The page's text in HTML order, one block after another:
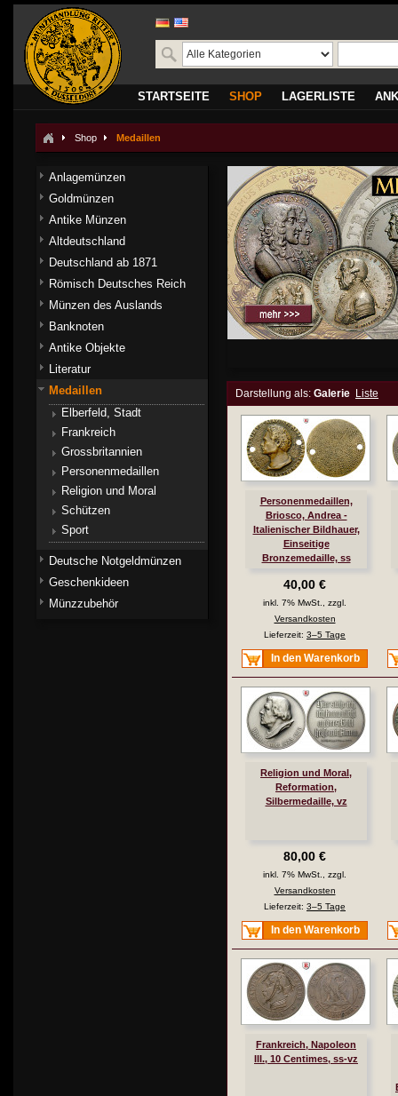
STARTSEITE SHOP LAGERLISTE
Shop Medaillen
Darstellung als: Galerie Liste
Personenmedaillen,
Briosco, Andrea -
Italienischer Bildhauer,
Einseitige
Bronzemedaille, ss
40,00 €
inkl. 7% MwSt., zzgl.
Versandkosten
Lieferzeit: 3–5 Tage
In den Warenkorb
Religion und Moral,
Reformation,
Silbermedaille, vz
80,00 €
inkl. 7% MwSt., zzgl.
Versandkosten
Lieferzeit: 3–5 Tage
In den Warenkorb
Frankreich, Napoleon
III., 10 Centimes, ss-vz
Anlagemünzen
Goldmünzen
Antike Münzen
Altdeutschland
Deutschland ab 1871
Römisch Deutsches Reich
Münzen des Auslands
Banknoten
Antike Objekte
Literatur
Medaillen
Elberfeld, Stadt
Frankreich
Grossbritannien
Personenmedaillen
Religion und Moral
Schützen
Sport
Deutsche Notgeldmünzen
Geschenkideen
Münzzubehör